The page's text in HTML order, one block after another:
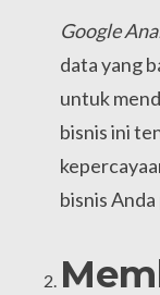
Google
data yang
untuk
bisnis ini
bisnis